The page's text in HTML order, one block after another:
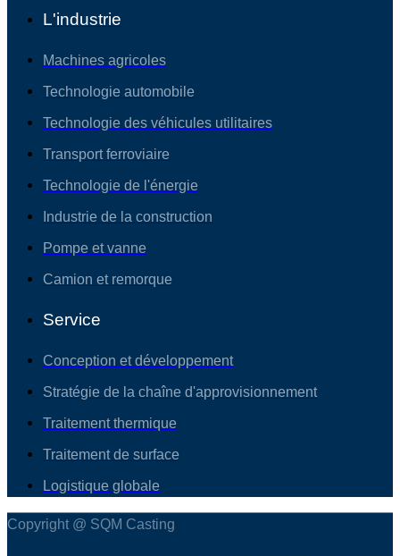
L'industrie
Machines agricoles
Technologie automobile
Technologie des véhicules utilitaires
Transport ferroviaire
Technologie de l'énergie
Industrie de la construction
Pompe et vanne
Camion et remorque
Service
Conception et développement
Stratégie de la chaîne d'approvisionnement
Traitement thermique
Traitement de surface
Logistique globale
Copyright @ SQM Casting